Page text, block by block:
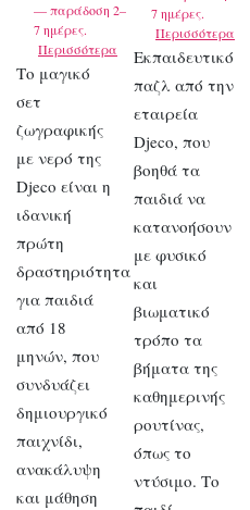
— παράδοση 2–
7 ημέρες.
Περισσότερα
Το μαγικό
σετ
ζωγραφικής
με νερό της
Djeco είναι η
ιδανική
πρώτη
δραστηριότητα
για παιδιά
από 18
μηνών, που
συνδυάζει
δημιουργικό
παιχνίδι,
ανακάλυψη
και μάθηση
7 ημέρες.
Περισσότερα
Εκπαιδευτικό
παζλ από την
εταιρεία
Djeco, που
βοηθά τα
παιδιά να
κατανοήσουν
με φυσικό
και
βιωματικό
τρόπο τα
βήματα της
καθημερινής
ρουτίνας,
όπως το
ντύσιμο. Το